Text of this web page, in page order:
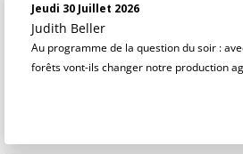
Jeudi 30 Juillet 2026
Judith Beller
Au programme de la question du soir :
forêts vont-ils changer notre production